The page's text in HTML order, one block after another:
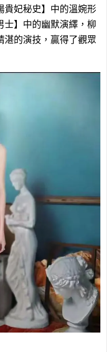
貴妃秘史】中的溫婉形
士】中的幽默演繹，柳
湛的演技，贏得了觀眾